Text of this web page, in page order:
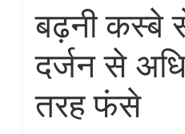
बढ़नी कस्बे
दर्जन से
तरह फंसे